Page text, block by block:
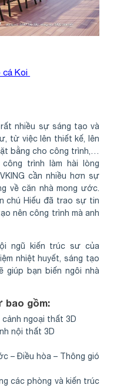
Koi
nhiều sự sáng tạo và
từ việc lên thiết kế, lên
bằng cho công trình,…
trình làm hài lòng
cần nhiều hơn sự
về căn nhà mong ước.
chú Hiếu đã trao sự tin
nên công trình mà anh
ngũ kiến trúc sư của
nhiệt huyết, sáng tạo
giúp bạn biến ngôi nhà
bao gồm:
ngoại thất 3D
nội thất 3D
– Điều hòa – Thông gió
các phòng và kiến trúc